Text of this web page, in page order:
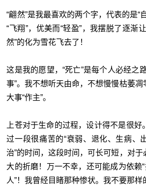
“翩然”是我最喜欢的两个字，代表的是“
“飞翔”，优美而“轻盈”，我摆脱了逐渐
然”的化为雪花飞去了！
这是我的愿望，“死亡”是每个人必经之
事”。我不想听天由命，不想慢慢枯萎
大事“作主”。
上苍对于生命的过程，设计得不是很
过一段很痛苦的“衰弱、退化、生病、
治”的时间，这段时间，可长可短，对
大的折磨！万一不幸，还可能成为依赖“
人”！我曾经目睹那种惨状。我不要那样